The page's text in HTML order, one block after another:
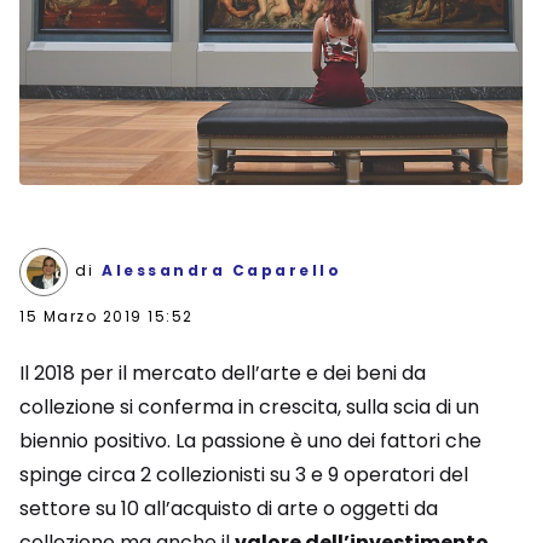
di Alessandra Caparello
15 Marzo 2019 15:52
Il 2018 per il mercato dell’arte e dei beni da
collezione si conferma in crescita, sulla scia di un
biennio positivo. La passione è uno dei fattori che
spinge circa 2 collezionisti su 3 e 9 operatori del
settore su 10 all’acquisto di arte o oggetti da